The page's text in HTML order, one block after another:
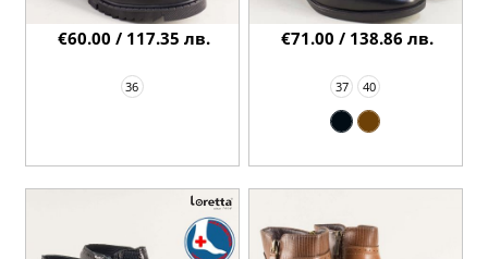
36
€60.00 / 117.35 лв.
37 40
€71.00 / 138.86 лв.